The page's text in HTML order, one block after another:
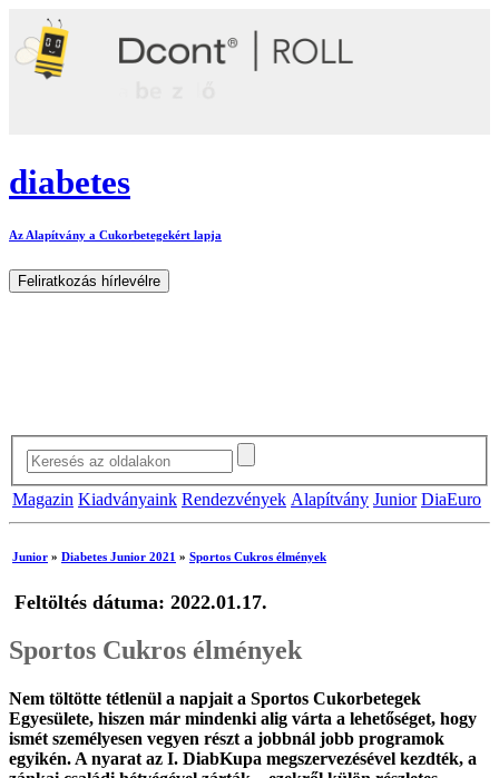
diabetes
Az Alapítvány a Cukorbetegekért lapja
Magazin Kiadványaink Rendezvények Alapítvány Junior DiaEuro
Junior » Diabetes Junior 2021 » Sportos Cukros élmények
Feltöltés dátuma: 2022.01.17.
Sportos Cukros élmények
Nem töltötte tétlenül a napjait a Sportos Cukorbetegek
Egyesülete, hiszen már mindenki alig várta a lehetőséget, hogy
ismét személyesen vegyen részt a jobbnál jobb programok
egyikén. A nyarat az I. DiabKupa megszervezésével kezdték, a